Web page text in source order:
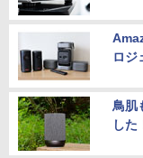
ロジ
鳥肌
した